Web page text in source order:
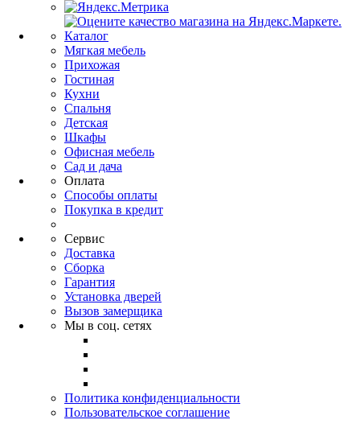
Каталог
Мягкая мебель
Прихожая
Гостиная
Кухни
Спальня
Детская
Шкафы
Офисная мебель
Сад и дача
Оплата
Способы оплаты
Покупка в кредит
Сервис
Доставка
Сборка
Гарантия
Установка дверей
Вызов замерщика
Мы в соц. сетях
Политика конфиденциальности
Пользовательское соглашение